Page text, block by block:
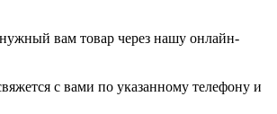
вам товар через нашу онлайн-
с вами по указанному телефону и